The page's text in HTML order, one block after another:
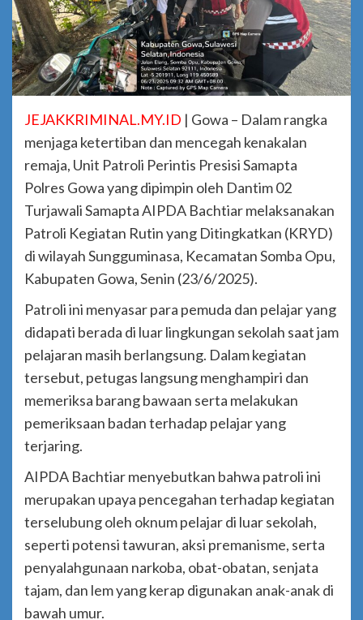
JEJAKKRIMINAL.MY.ID | Gowa – Dalam rangka
menjaga ketertiban dan mencegah kenakalan
remaja, Unit Patroli Perintis Presisi Samapta
Polres Gowa yang dipimpin oleh Dantim 02
Turjawali Samapta AIPDA Bachtiar melaksanakan
Patroli Kegiatan Rutin yang Ditingkatkan (KRYD)
di wilayah Sungguminasa, Kecamatan Somba Opu,
Kabupaten Gowa, Senin (23/6/2025).
Patroli ini menyasar para pemuda dan pelajar yang
didapati berada di luar lingkungan sekolah saat jam
pelajaran masih berlangsung. Dalam kegiatan
tersebut, petugas langsung menghampiri dan
memeriksa barang bawaan serta melakukan
pemeriksaan badan terhadap pelajar yang
terjaring.
AIPDA Bachtiar menyebutkan bahwa patroli ini
merupakan upaya pencegahan terhadap kegiatan
terselubung oleh oknum pelajar di luar sekolah,
seperti potensi tawuran, aksi premanisme, serta
penyalahgunaan narkoba, obat-obatan, senjata
tajam, dan lem yang kerap digunakan anak-anak di
bawah umur.